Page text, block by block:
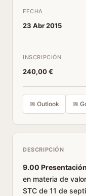
FECHA
23 Abr 2015
INSCRIPCIÓN
240,00 €
📅 Outlook 📅
DESCRIPCIÓN
9.00
en materia de
STC de 11 de